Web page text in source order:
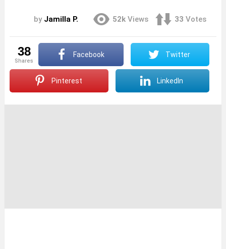
by Jamilla P. 52k Views 33 Votes
38
shares
Facebook Twitter
Pinterest LinkedIn